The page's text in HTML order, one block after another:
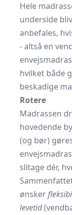
Hele
underside
anbefales,
- altså en
hvilket både
beskadige
Rotere
Madrassen
hovedende
(og bør)
slitage dér,
ønsker
levetid